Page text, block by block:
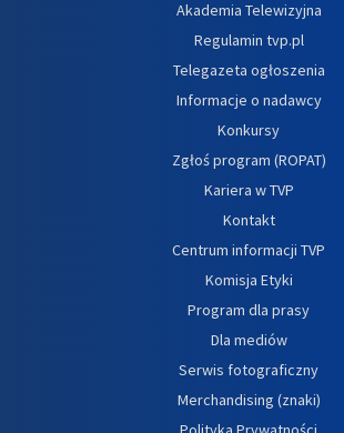
Akademia Telewizyjna
Regulamin tvp.pl
Telegazeta ogłoszenia
Informacje o nadawcy
Konkursy
Zgłoś program (ROPAT)
Kariera w TVP
Kontakt
Centrum informacji TVP
Komisja Etyki
Program dla prasy
Dla mediów
Serwis fotograficzny
Merchandising (znaki)